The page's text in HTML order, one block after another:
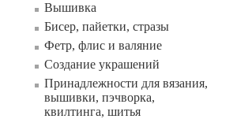
Вышивка
Бисер, пайетки, стразы
Фетр, флис и валяние
Создание украшений
Принадлежности для вязания,
вышивки, пэчворка,
квилтинга, шитья